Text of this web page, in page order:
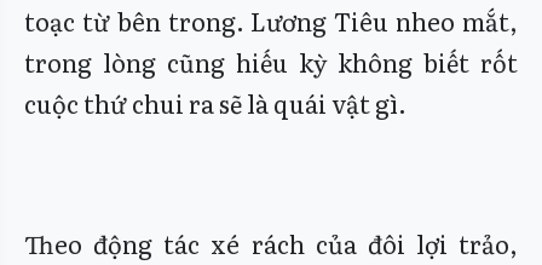
toạc từ bên trong. Lương Tiêu nheo mắt,
trong lòng cũng hiếu kỳ không biết rốt
cuộc thứ chui ra sẽ là quái vật gì.
Theo động tác xé rách của đôi lợi trảo,